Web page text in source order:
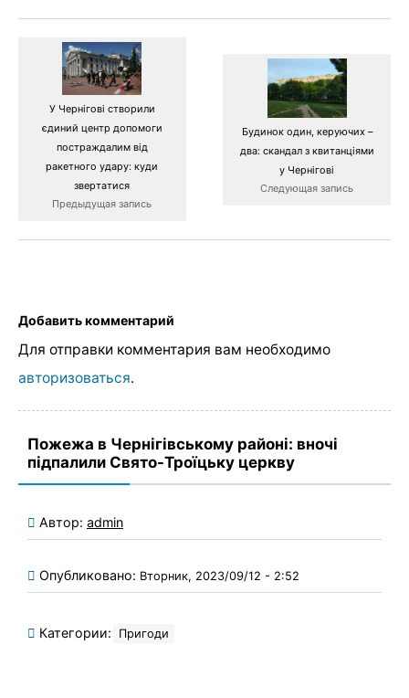
У Чернігові створили
єдиний центр допомоги
постраждалим від
ракетного удару: куди
звертатися
Предыдущая запись
Будинок один, керуючих –
два: скандал з квитанціями
у Чернігові
Следующая запись
Добавить комментарий
Для отправки комментария вам необходимо
авторизоваться.
Пожежа в Чернігівському районі: вночі
підпалили Свято-Троїцьку церкву
Автор: admin
Опубликовано: Вторник, 2023/09/12 - 2:52
Категории: Пригоди